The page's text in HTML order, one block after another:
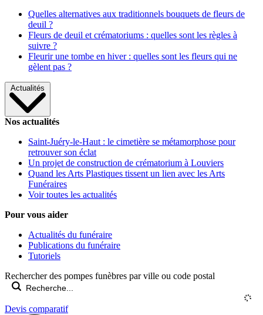
Quelles alternatives aux traditionnels bouquets de fleurs de
deuil ?
Fleurs de deuil et crématoriums : quelles sont les règles à
suivre ?
Fleurir une tombe en hiver : quelles sont les fleurs qui ne
gèlent pas ?
Actualités
Nos actualités
Saint-Juéry-le-Haut : le cimetière se métamorphose pour
retrouver son éclat
Un projet de construction de crématorium à Louviers
Quand les Arts Plastiques tissent un lien avec les Arts
Funéraires
Voir toutes les actualités
Pour vous aider
Actualités du funéraire
Publications du funéraire
Tutoriels
Rechercher des pompes funèbres par ville ou code postal
Devis comparatif